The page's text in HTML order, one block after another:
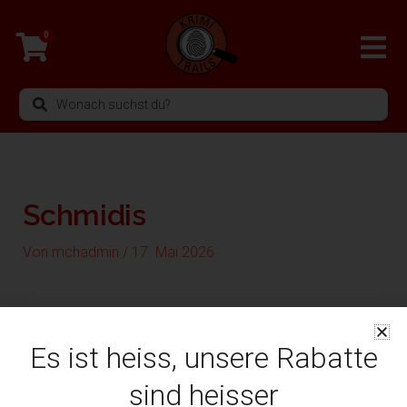
Inhalt
springen
0
Search
...
Schmidis
Von mchadmin / 17. Mai 2026
Es ist heiss, unsere Rabatte
sind heisser